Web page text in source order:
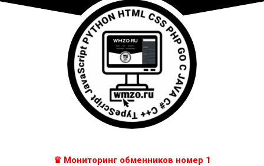
♛ Мониторинг обменников номер 1